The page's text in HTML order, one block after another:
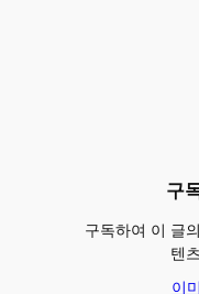
구
구독하여 이 글
텐
이